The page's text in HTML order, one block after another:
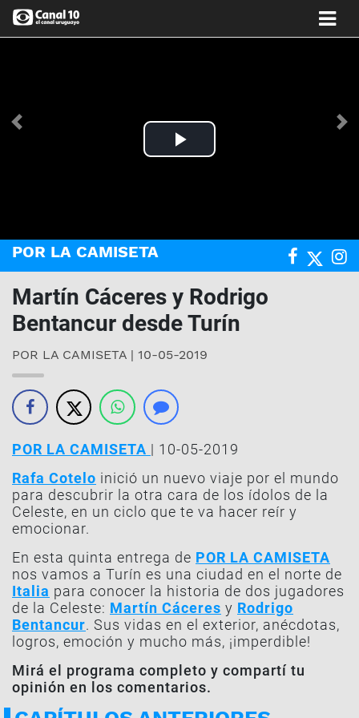
Play
Anterior
POR LA CAMISETA
Martín Cáceres y Rodrigo
Bentancur desde Turín
POR LA CAMISETA | 10-05-2019
POR LA CAMISETA | 10-05-2019
Rafa Cotelo inició un nuevo viaje por el mundo
para descubrir la otra cara de los ídolos de la
Celeste, en un ciclo que te va hacer reír y
emocionar.
En esta quinta entrega de POR LA CAMISETA
nos vamos a Turín es una ciudad en el norte de
Italia para conocer la historia de dos jugadores
de la Celeste: Martín Cáceres y Rodrigo
Bentancur. Sus vidas en el exterior, anécdotas,
logros, emoción y mucho más, ¡imperdible!
Mirá el programa completo y compartí tu
opinión en los comentarios.